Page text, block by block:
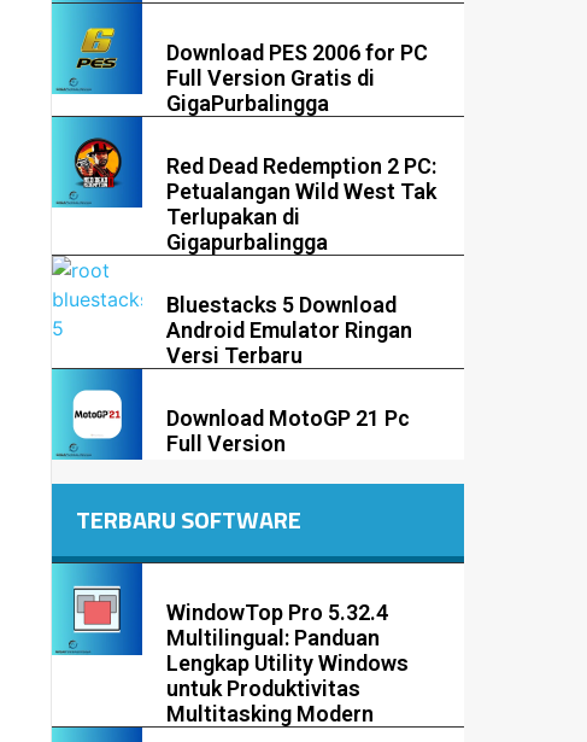
Download PES 2006 for PC
Full Version Gratis di
GigaPurbalingga
Red Dead Redemption 2 PC:
Petualangan Wild West Tak
Terlupakan di
Gigapurbalingga
Bluestacks 5 Download
Android Emulator Ringan
Versi Terbaru
Download MotoGP 21 Pc
Full Version
TERBARU SOFTWARE
WindowTop Pro 5.32.4
Multilingual: Panduan
Lengkap Utility Windows
untuk Produktivitas
Multitasking Modern